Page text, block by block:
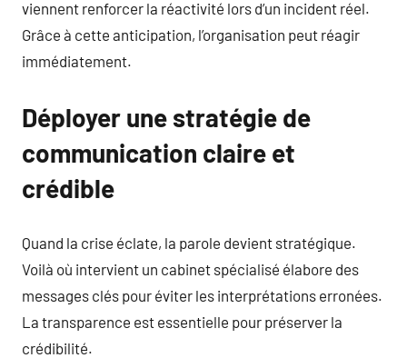
viennent renforcer la réactivité lors d’un incident réel.
Grâce à cette anticipation, l’organisation peut réagir
immédiatement.
Déployer une stratégie de
communication claire et
crédible
Quand la crise éclate, la parole devient stratégique.
Voilà où intervient un cabinet spécialisé élabore des
messages clés pour éviter les interprétations erronées.
La transparence est essentielle pour préserver la
crédibilité.